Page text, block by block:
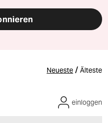
Neueste / Älteste
einloggen